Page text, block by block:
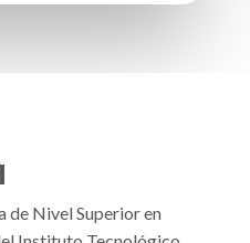
de Nivel Superior en